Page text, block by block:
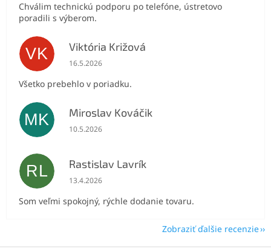
Chválim technickú podporu po telefóne, ústretovo
poradili s výberom.
VK Viktória Križová
Hodnotenie obchodu je 5 z 5 hviezdičiek.
16.5.2026
Všetko prebehlo v poriadku.
MK Miroslav Kováčik
Hodnotenie obchodu je 5 z 5 hviezdičiek.
10.5.2026
RL Rastislav Lavrík
Hodnotenie obchodu je 5 z 5 hviezdičiek.
13.4.2026
Som veľmi spokojný, rýchle dodanie tovaru.
Zobraziť ďalšie recenzie